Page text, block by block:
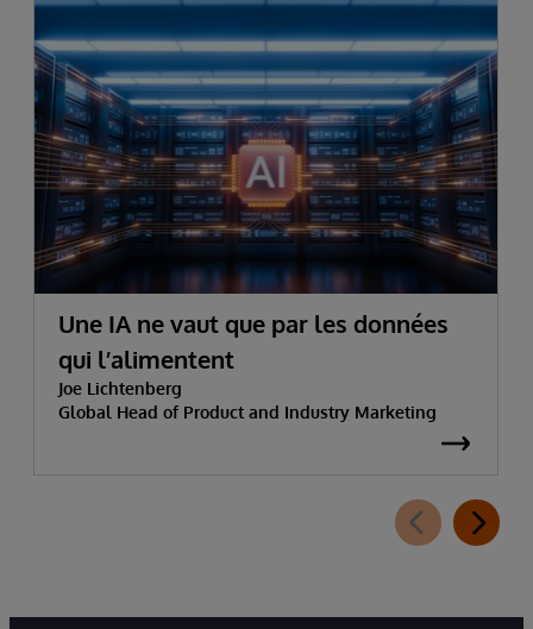
Une IA ne vaut que par les données
qui l’alimentent
Joe Lichtenberg
Global Head of Product and Industry Marketing